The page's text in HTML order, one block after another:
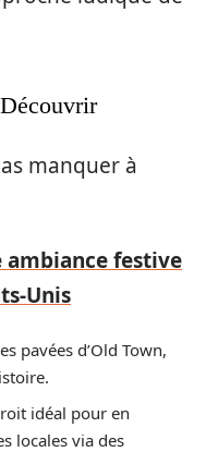
manquer à
ambiance festive
pavées d’Old Town,
idéal pour en
locales via des